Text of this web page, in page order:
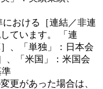
における［連結／非連
ています。 「連
、「単独」：日本会
、「米国」：米国会
準
更があった場合は、